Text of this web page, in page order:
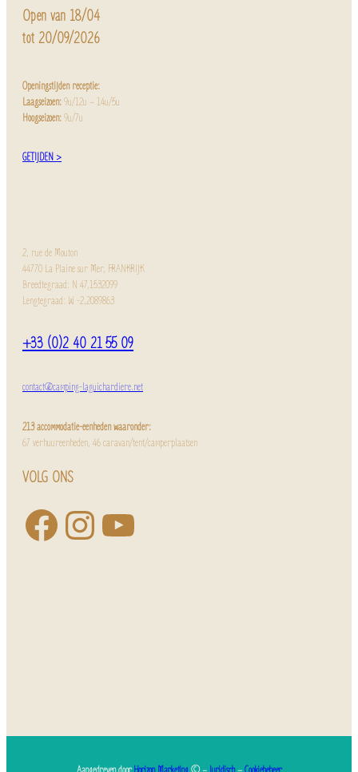
Open van 18/04
tot 20/09/2026
Openingstijden receptie:
Laagseizoen:9u/12u – 14u/5u
Hoogseizoen:9u/7u
GETIJDEN >
2, rue de Mouton
44770 La Plaine sur Mer, FRANKRIJK
Breedtegraad: N 47,1532099
Lengtegraad: W -2,2089863
+33 (0)2 40 21 55 09
contact@camping-laguichardiere.net
213 accommodatie-eenheden waaronder:
67 verhuureenheden, 46 caravan/tent/camperplaatsen
VOLG ONS